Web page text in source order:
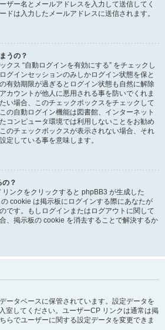
ザー名とメールアドレスを入力して送信してく
ドは入力したメールアドレスに送信されます。
うの？
クス “自動ログインを有効にする” をチェックし
グインセッションのみしかログイン状態を保と
有効期限が過ぎるとログイン状態も自然に解除
カウントが他人に悪用される事を防いでくれま
い場合、このチェックボックスをチェックして
の自動ログイン機能は図書館、インターネット
コンピュータ環境では利用しないことをお勧め
のチェックボックスが表示されない場合、それ
定している事を意味します。
？
リンクをクリックすると phpBB3 が生成した
cookie は掲示板にログインする際にあなたが
です。もしログインまたはログアウトに関して
、掲示板の cookie を消去することで解決するか
ータベースに保管されています。設定データを
室してください。ユーザーCP リンクは通常は掲
らでユーザーに関する設定データを変更できま